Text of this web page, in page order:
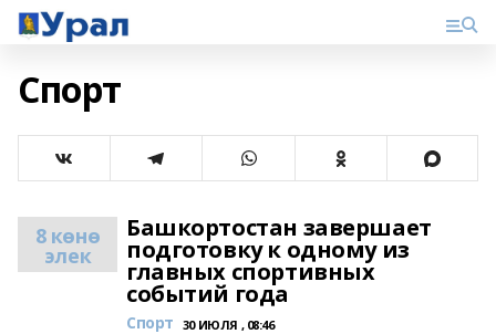
Спорт
8 көнө
элек
Башкортостан завершает
подготовку к одному из
главных спортивных
событий года
Спорт 30 ИЮЛЯ , 08:46